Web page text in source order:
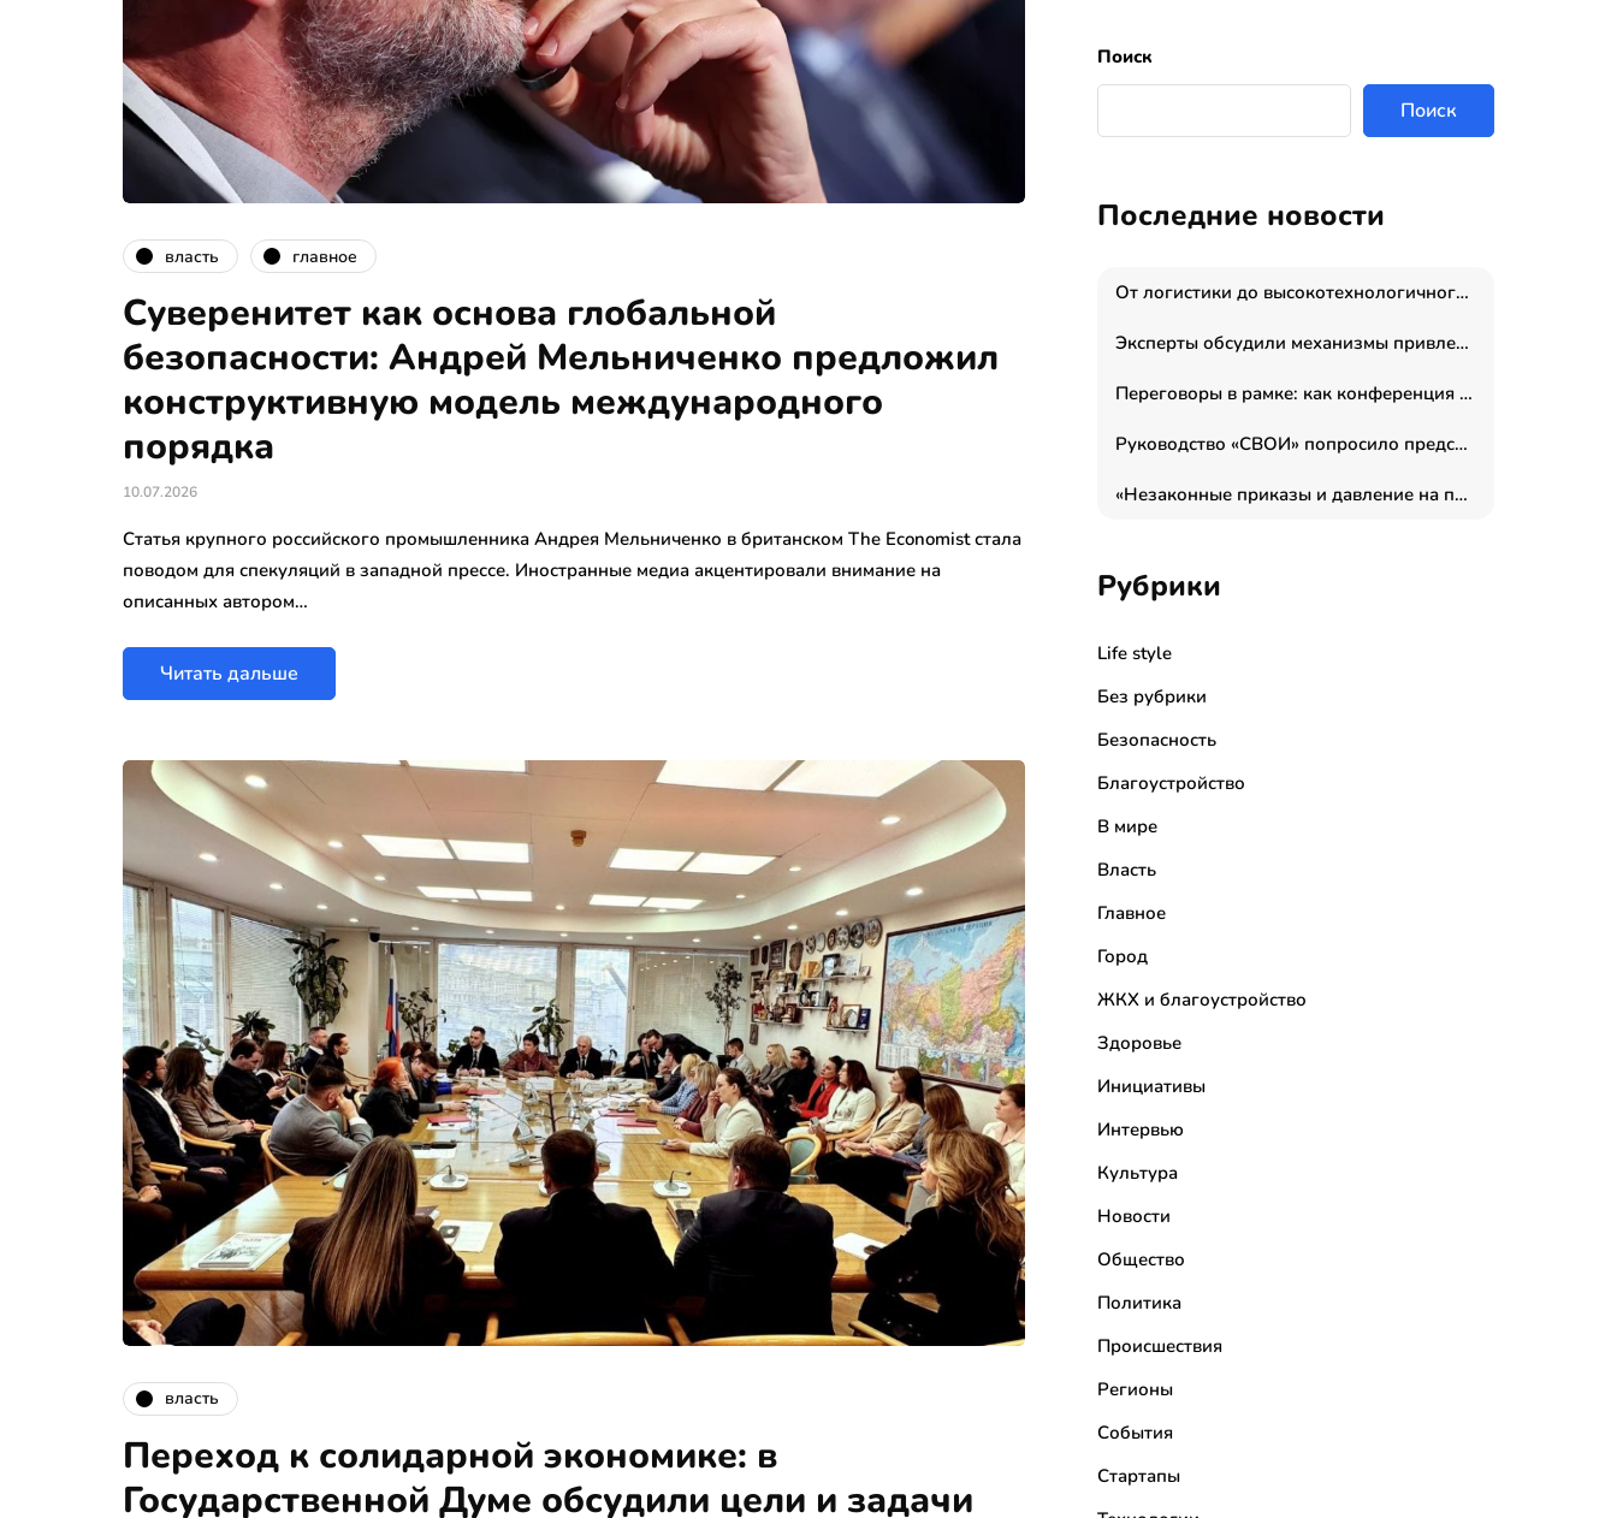
власть главное
Суверенитет как основа глобальной
безопасности: Андрей Мельниченко предложил
конструктивную модель международного
порядка
10.07.2026
Статья крупного российского промышленника Андрея Мельниченко в британском The Economist стала
поводом для спекуляций в западной прессе. Иностранные медиа акцентировали внимание на
описанных автором…
Читать дальше
власть
Переход к солидарной экономике: в
Государственной Думе обсудили цели и задачи
Поиск
Поиск
Последние новости
От логистики до высокотехнологичного производства: как основатель “гагаринга” выстраивает экосистему безопасности и гражданских БПЛА
Эксперты обсудили механизмы привлечения молодых специалистов в промышленные города
Переговоры в рамке: как конференция «Бизнес как искусство» переформатирует деловой этикет в стенах ТПП РФ
Руководство «СВОИ» попросило председателя СКР дать правовую оценку обысков в тыловом штабе
«Незаконные приказы и давление на полицию»: Эрнеста Султанова задержали у посольства Израиля во время одиночного пикета
Рубрики
Life style
Без рубрики
Безопасность
Благоустройство
В мире
Власть
Главное
Город
ЖКХ и благоустройство
Здоровье
Инициативы
Интервью
Культура
Новости
Общество
Политика
Происшествия
Регионы
События
Стартапы